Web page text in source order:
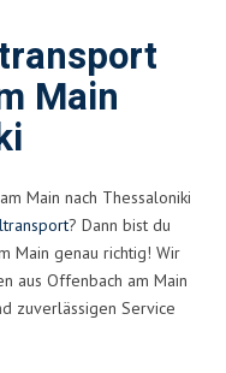
Main
Main nach Thessaloniki
? Dann bist du
Main genau richtig! Wir
aus Offenbach am Main
zuverlässigen Service